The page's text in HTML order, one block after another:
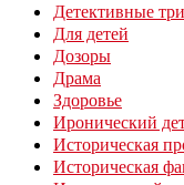
Детективные
Для детей
Дозоры
Драма
Здоровье
Иронический
Историческая
Историческая